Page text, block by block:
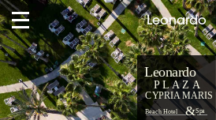
Leonardo